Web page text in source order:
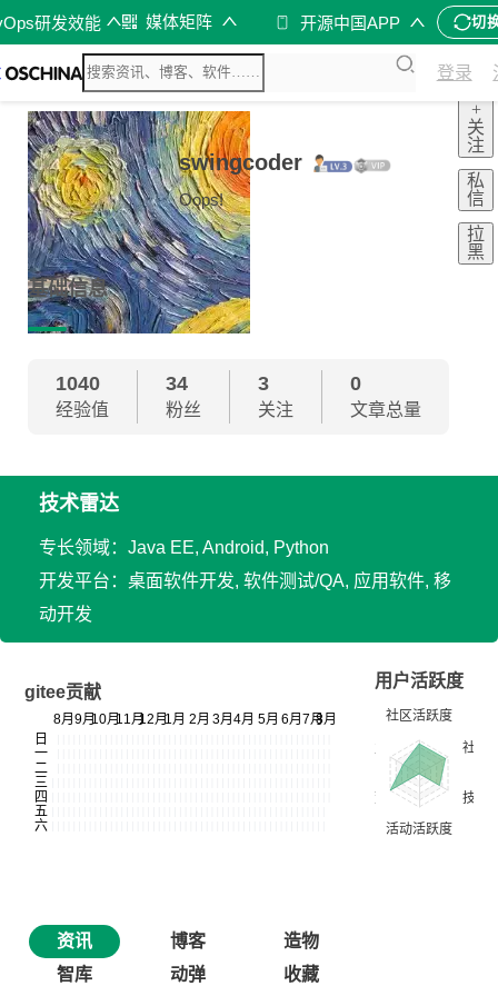
研发效能 媒体矩阵 开源中国APP 切
登录
swingcoder
Oops!
+
关
注
私
信
拉
黑
基础信息
1040
经验值
34
粉丝
3
关注
0
文章总量
技术雷达
专长领域：Java EE, Android, Python
开发平台：桌面软件开发, 软件测试/QA, 应用软件, 移
动开发
gitee贡献
用户活跃度
资讯 博客
造物
智库
动弹 收藏